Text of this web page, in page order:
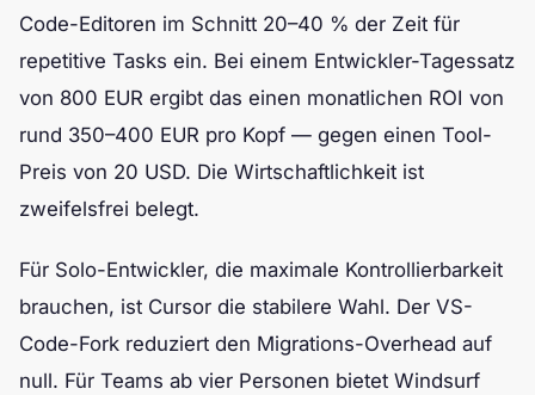
Code-Editoren im Schnitt 20–40 % der Zeit für
repetitive Tasks ein. Bei einem Entwickler-Tagessatz
von 800 EUR ergibt das einen monatlichen ROI von
rund 350–400 EUR pro Kopf — gegen einen Tool-
Preis von 20 USD. Die Wirtschaftlichkeit ist
zweifelsfrei belegt.
Für Solo-Entwickler, die maximale Kontrollierbarkeit
brauchen, ist Cursor die stabilere Wahl. Der VS-
Code-Fork reduziert den Migrations-Overhead auf
null. Für Teams ab vier Personen bietet Windsurf